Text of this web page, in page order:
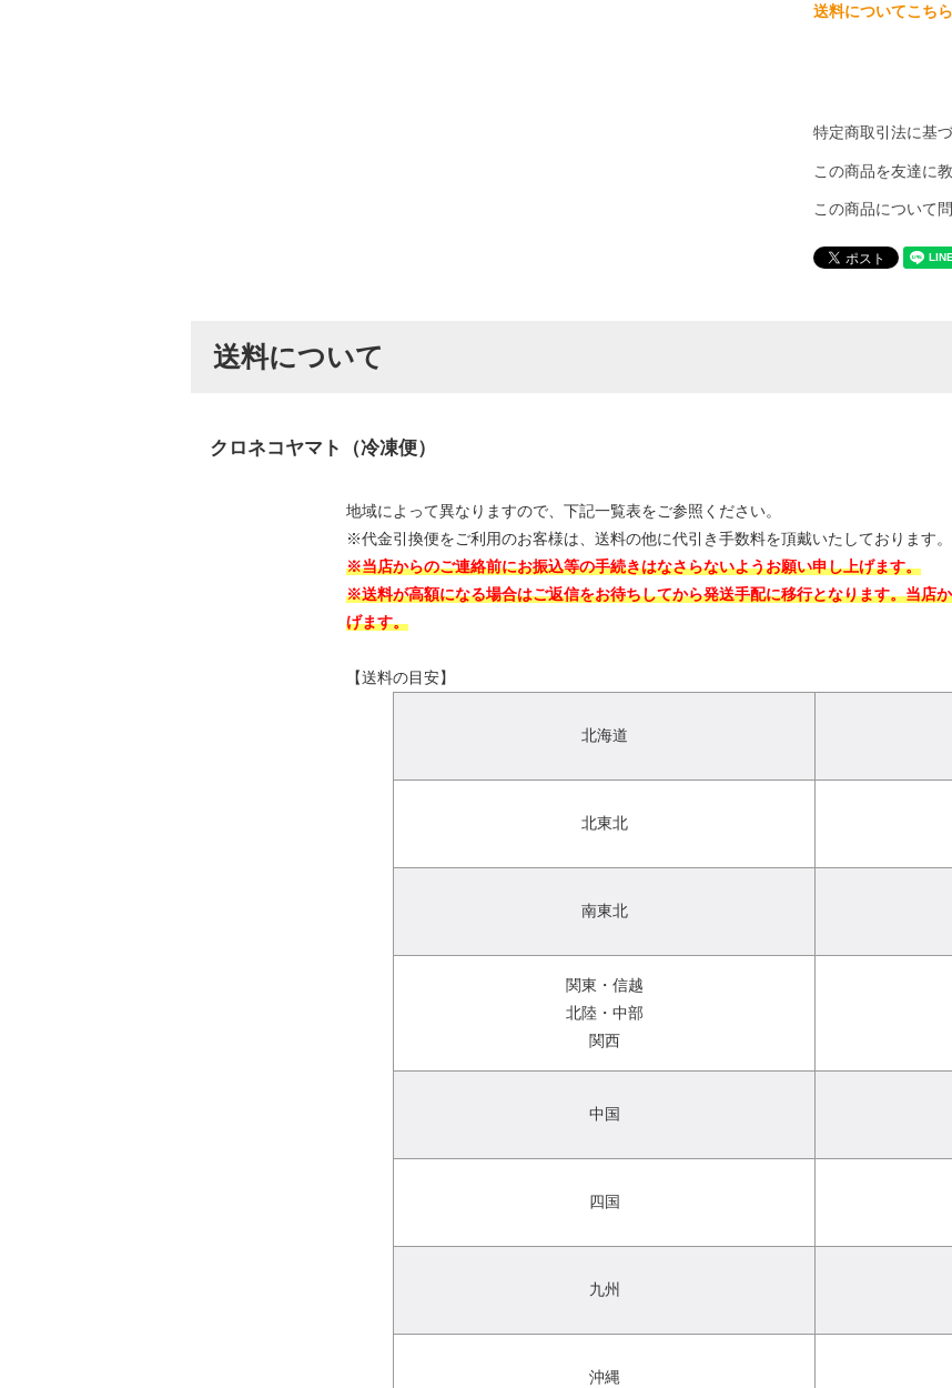
送料についてこち
特定商取引法に基
この商品を友達に
この商品について
送料について
クロネコヤマト（冷凍便）
地域によって異なりますので、下記一覧表をご参照ください。
※代金引換便をご利用のお客様は、送料の他に代引き手数料を頂戴いたしております。
※当店からのご連絡前にお振込等の手続きはなさらないようお願い申し上げます。
※送料が高額になる場合はご返信をお待ちしてから発送手配に移行となります。当店
げます。
【送料の目安】
北海道
北東北
南東北
関東・信越
北陸・中部
関西
中国
四国
九州
沖縄